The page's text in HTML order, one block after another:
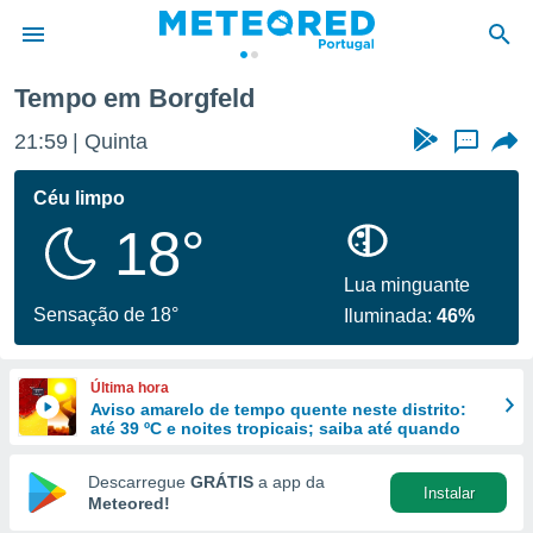
da
foi
fornecidas
a este
das
e
forma
digital
Tempo em Borgfeld
21:59 Quinta ...
Céu limpo
18°
Sensação de 18°
Lua minguante
Iluminada:46%
Última hora
Aviso amarelo de tempo quente neste distrito:
até 39 ºC e noites tropicais; saiba até quando
Descarregue GRÁTIS a app da
Meteored!
Instalar